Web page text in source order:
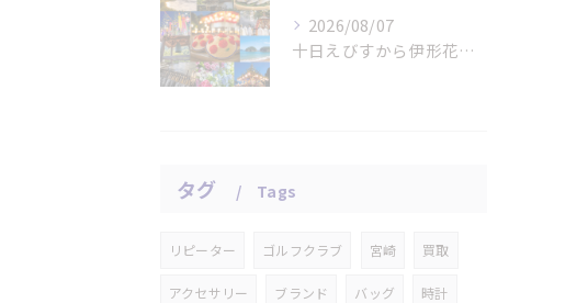
2026/08/07
十日えびすから伊形花笠踊りへ、延岡の年中行事
タグ Tags
リピーター ゴルフクラブ 宮崎 買取
アクセサリー ブランド バッグ 時計